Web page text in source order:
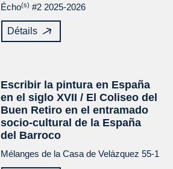
Écho(s) #2 2025-2026
Détails
Escribir la pintura en España
en el siglo XVII / El Coliseo del
Buen Retiro en el entramado
socio-cultural de la España
del Barroco
Mélanges de la Casa de Velázquez 55-1